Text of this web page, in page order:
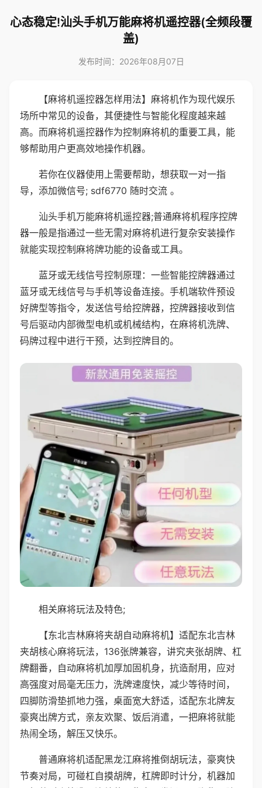
心态稳定!汕头手机万能麻将机遥控器(全频段覆
盖)
发布时间：2026年08月07日
【麻将机遥控器怎样用法】麻将机作为现代娱乐
场所中常见的设备，其便捷性与智能化程度越来越
高。而麻将机遥控器作为控制麻将机的重要工具，能
够帮助用户更高效地操作机器。
若你在仪器使用上需要帮助，想获取一对一指
导，添加微信号; sdf6770 随时交流 。
汕头手机万能麻将机遥控器;普通麻将机程序控牌
器一般是指通过一些无需对麻将机进行复杂安装操作
就能实现控制麻将牌功能的设备或工具。
蓝牙或无线信号控制原理：一些智能控牌器通过
蓝牙或无线信号与手机等设备连接。手机端软件预设
好牌型等指令，发送信号给控牌器，控牌器接收到信
号后驱动内部微型电机或机械结构，在麻将机洗牌、
码牌过程中进行干预，达到控牌目的。
相关麻将玩法及特色;
【东北吉林麻将夹胡自动麻将机】适配东北吉林
夹胡核心麻将玩法，136张牌兼容，讲究夹张胡牌、杠
牌翻番，自动麻将机加厚加固机身，抗造耐用，应对
高强度对局毫无压力，洗牌速度快，减少等待时间，
四脚防滑垫抓地力强，桌面宽大舒适，适配东北牌友
豪爽出牌方式，亲友欢聚、饭后消遣，一把麻将就能
热闹全场，解压又快乐。
普通麻将机适配黑龙江麻将推倒胡玩法，豪爽快
节奏对局，可碰杠自摸胡牌，杠牌即时计分，机器加